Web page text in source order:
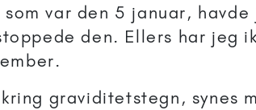
var den 5 januar,
den. Ellers har jeg
graviditetstegn, synes